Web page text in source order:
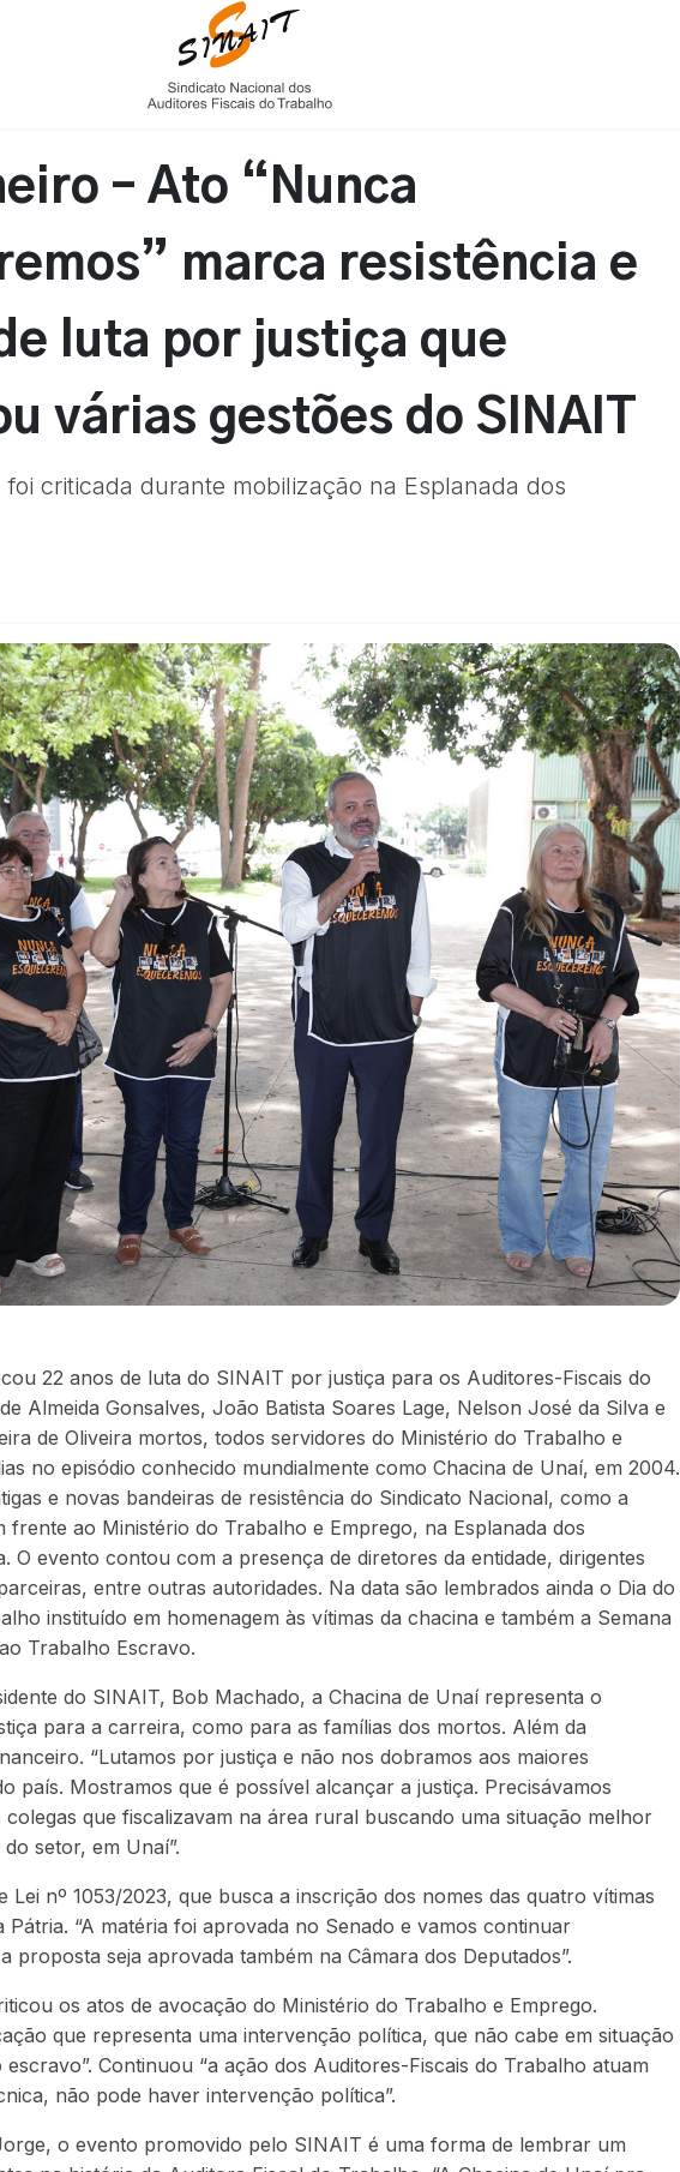
– Ato “Nunca
marca resistência e
luta por justiça que
várias gestões do SINAIT
criticada durante mobilização na Esplanada dos
22 anos de luta do SINAIT por justiça para os Auditores-Fiscais do
Almeida Gonsalves, João Batista Soares Lage, Nelson José da Silva e
de Oliveira mortos, todos servidores do Ministério do Trabalho e
no episódio conhecido mundialmente como Chacina de Unaí, em 2004.
e novas bandeiras de resistência do Sindicato Nacional, como a
ao Ministério do Trabalho e Emprego, na Esplanada dos
O evento contou com a presença de diretores da entidade, dirigentes
entre outras autoridades. Na data são lembrados ainda o Dia do
instituído em homenagem às vítimas da chacina e também a Semana
Trabalho Escravo.
do SINAIT, Bob Machado, a Chacina de Unaí representa o
para a carreira, como para as famílias dos mortos. Além da
“Lutamos por justiça e não nos dobramos aos maiores
país. Mostramos que é possível alcançar a justiça. Precisávamos
que fiscalizavam na área rural buscando uma situação melhor
setor, em Unaí”.
Lei nº 1053/2023, que busca a inscrição dos nomes das quatro vítimas
Pátria. “A matéria foi aprovada no Senado e vamos continuar
proposta seja aprovada também na Câmara dos Deputados”.
os atos de avocação do Ministério do Trabalho e Emprego.
que representa uma intervenção política, que não cabe em situação
Continuou “a ação dos Auditores-Fiscais do Trabalho atuam
não pode haver intervenção política”.
o evento promovido pelo SINAIT é uma forma de lembrar um